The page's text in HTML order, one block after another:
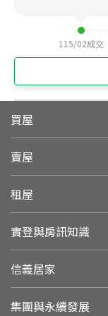
115/02成交
買屋
賣屋
租屋
實登與房訊知識
信義居家
集團與永續發展